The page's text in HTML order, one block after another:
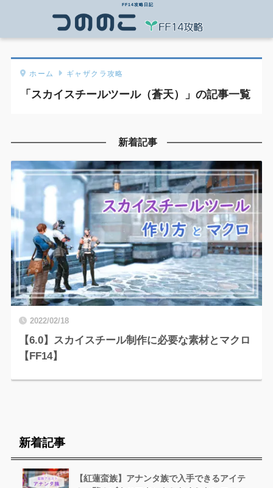
FF14攻略日記
ホーム ギャザクラ攻略
「スカイスチールツール（蒼天）」の記事一覧
新着記事
2022/02/18
【6.0】スカイスチール制作に必要な素材とマクロ
【FF14】
新着記事
【紅蓮蛮族】アナンタ族で入手できるアイテ